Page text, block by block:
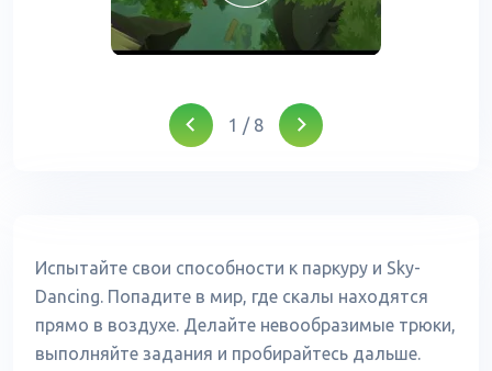
1 / 8
Испытайте свои способности к паркуру и Sky-
Dancing. Попадите в мир, где скалы находятся
прямо в воздухе. Делайте невообразимые трюки,
выполняйте задания и пробирайтесь дальше.